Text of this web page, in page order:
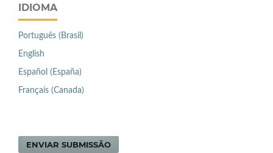
IDIOMA
Português (Brasil)
English
Español (España)
Français (Canada)
ENVIAR SUBMISSÃO